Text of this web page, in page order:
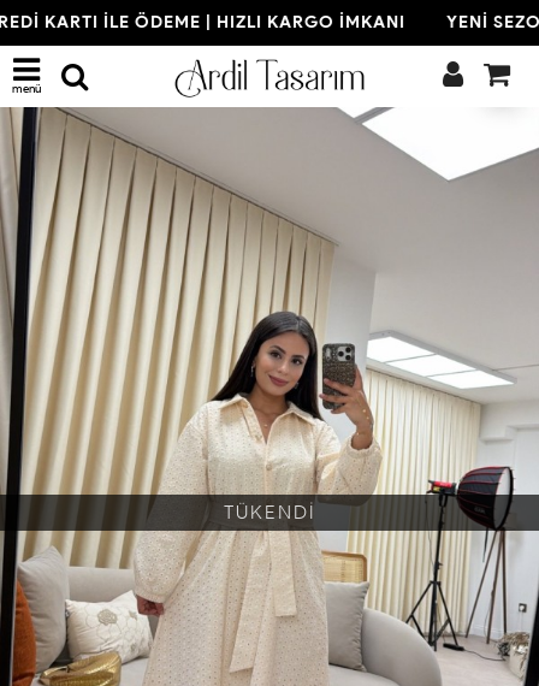
KARTI İLE ÖDEME | HIZLI KARGO İMKANI YENİ
menü
TÜKENDİ